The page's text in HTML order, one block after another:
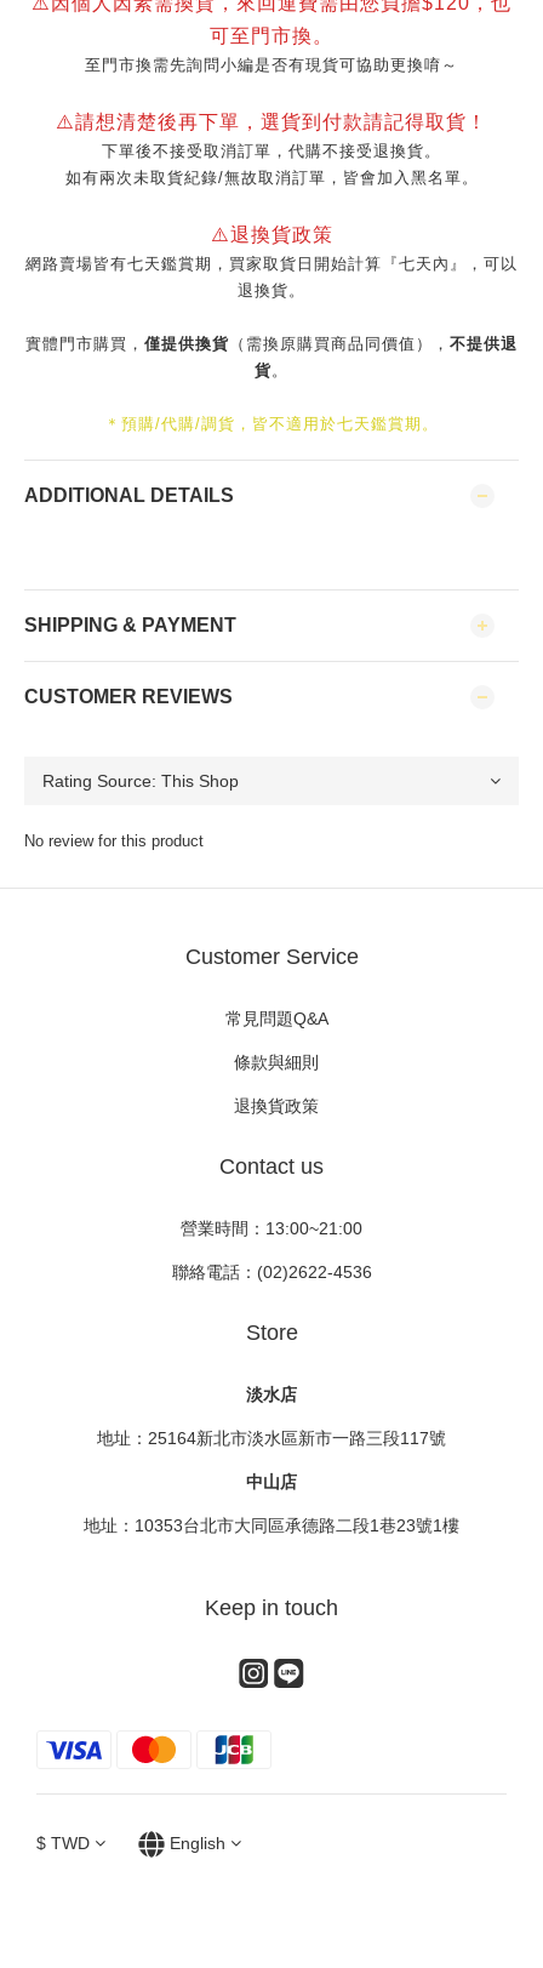
可至門市換。
至門市換需先詢問小編是否有現貨可協助更換唷～
⚠️請想清楚後再下單，選貨到付款請記得取貨！
下單後不接受取消訂單，代購不接受退換貨。
如有兩次未取貨紀錄/無故取消訂單，皆會加入黑名單。
⚠️退換貨政策
網路賣場皆有七天鑑賞期，買家取貨日開始計算『七天內』，可以
退換貨。
實體門市購買， 僅提供換貨 （需換原購買商品同價值）， 不提供退
貨。
＊預購/代購/調貨，皆不適用於七天鑑賞期。
ADDITIONAL DETAILS
SHIPPING & PAYMENT
CUSTOMER REVIEWS
No review for this product
Customer Service
常見問題Q&A
條款與細則
退換貨政策
Contact us
營業時間：13:00~21:00
聯絡電話：(02)2622-4536
Store
淡水店
地址：25164新北市淡水區新市一路三段117號
中山店
地址：10353台北市大同區承德路二段1巷23號1樓
Keep in touch
$ TWD English